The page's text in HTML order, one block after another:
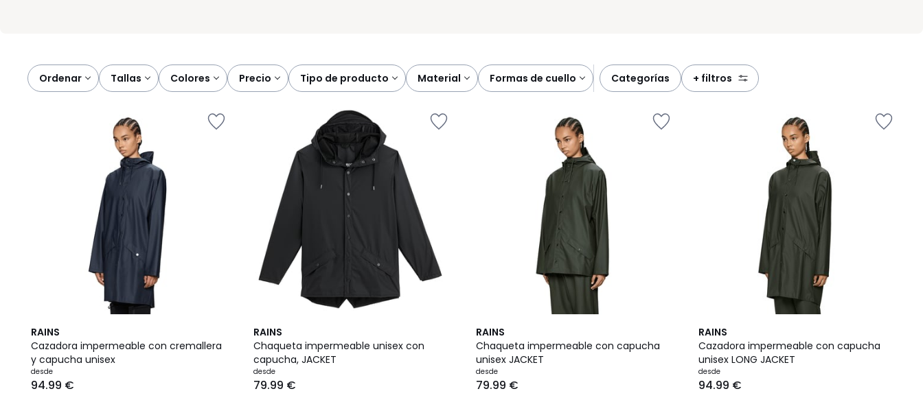
Ordenar tallas colores precio tipo de producto material formas de cuello categorías + filtros
RAINS
Cazadora impermeable con cremallera
y capucha unisex
Precio
a
desde
94.99 €
4,5
/ 5
3
Colores
RAINS
Chaqueta impermeable unisex con
capucha, JACKET
desde
79.99 €
3
/
5
4
Colores
RAINS
Chaqueta impermeable con capucha
unisex JACKET
desde
79.99 €
5
/
5
RAINS
Cazadora impermeable con capucha
unisex LONG JACKET
desde
94.99 €
3,8
/ 5